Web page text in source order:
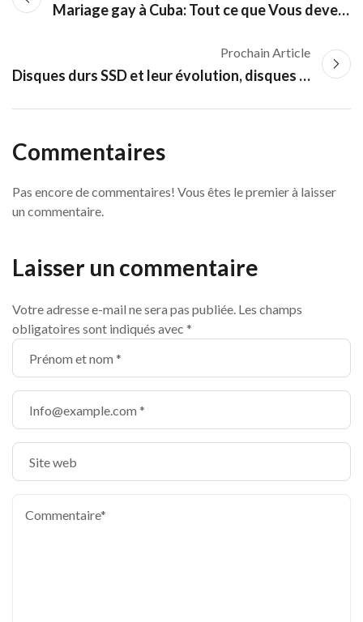
Mariage gay à Cuba: Tout ce que Vous devez savoir
Prochain Article
Disques durs SSD et leur évolution, disques NVMe
Commentaires
Pas encore de commentaires! Vous êtes le premier à laisser
un commentaire.
Laisser un commentaire
Votre adresse e-mail ne sera pas publiée. Les champs
obligatoires sont indiqués avec *